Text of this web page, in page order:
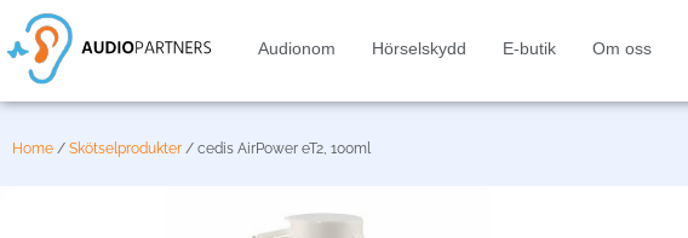
Audionom Hörselskydd E-butik Om oss
Home / Skötselprodukter / cedis AirPower eT2, 100ml